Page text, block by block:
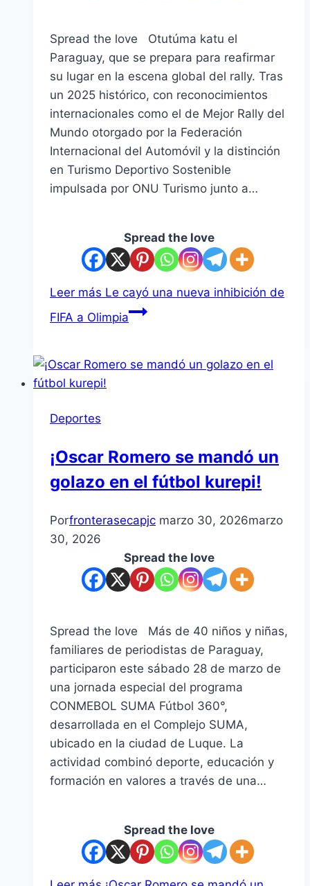
Spread the love Otutúma katu el
Paraguay, que se prepara para reafirmar
su lugar en la escena global del rally. Tras
un 2025 histórico, con reconocimientos
internacionales como el de Mejor Rally del
Mundo otorgado por la Federación
Internacional del Automóvil y la distinción
en Turismo Deportivo Sostenible
impulsada por ONU Turismo junto a…
Spread the love
Leer más Le cayó una nueva inhibición de
FIFA a Olimpia
Deportes
¡Oscar Romero se mandó un
golazo en el fútbol kurepi!
Porfronterasecapjc marzo 30, 2026marzo
30, 2026
Spread the love
Spread the love Más de 40 niños y niñas,
familiares de periodistas de Paraguay,
participaron este sábado 28 de marzo de
una jornada especial del programa
CONMEBOL SUMA Fútbol 360°,
desarrollada en el Complejo SUMA,
ubicado en la ciudad de Luque. La
actividad combinó deporte, educación y
formación en valores a través de una…
Spread the love